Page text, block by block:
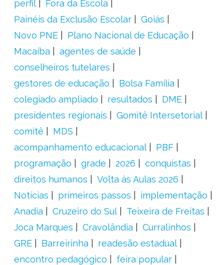
perfil
Fora da Escola
Painéis da Exclusão Escolar
Goiás
Novo PNE
Plano Nacional de Educação
Macaíba
agentes de saúde
conselheiros tutelares
gestores de educação
Bolsa Família
colegiado ampliado
resultados
DME
presidentes regionais
Gomitê Intersetorial
comitê
MDS
acompanhamento educacional
PBF
programação
grade 2026
conquistas
direitos humanos
Volta às Aulas 2026
Notícias
primeiros passos
implementação
Anadia
Cruzeiro do Sul
Teixeira de Freitas
Joca Marques
Cravolândia
Curralinhos
GRE
Barreirinha
readesão estadual
encontro pedagógico
feira popular